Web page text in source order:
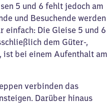
5 und 6 fehlt jedoch am
und Besuchende werden
einfach: Die Gleise 5 und 6
dem Güter-,
ist bei einem Aufenthalt am
verbinden das
Darüber hinaus